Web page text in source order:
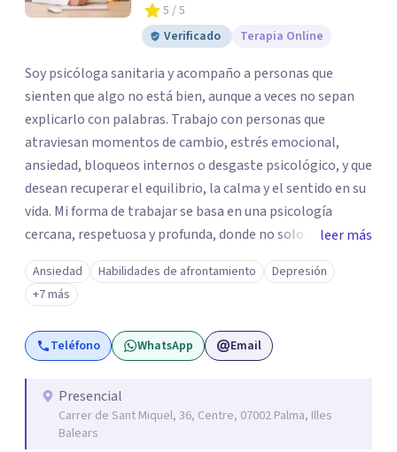
5 / 5
Verificado
Terapia Online
Soy psicóloga sanitaria y acompaño a personas que
sienten que algo no está bien, aunque a veces no sepan
explicarlo con palabras. Trabajo con personas que
atraviesan momentos de cambio, estrés emocional,
ansiedad, bloqueos internos o desgaste psicológico, y que
desean recuperar el equilibrio, la calma y el sentido en su
vida. Mi forma de trabajar se basa en una psicología
cercana, respetuosa y profunda, donde no solo
atendemos los síntomas, sino también lo que los
provoca. Integro la psicología positiva y la terapia
cognitivo-conductual con una mirada más amplia,
teniendo en cuenta la mente, el cuerpo y la emoción.
Tengo una amplia experiencia acompañando a personas
conozco de primera mano tras haber vivido fuera de
España durante años. Además, soy madre, lo que me ha
dado una sensibilidad especial para comprender las
leer más
Ansiedad Habilidades de afrontamiento
Depresión
+7 más
Teléfono WhatsApp Email
Presencial
Carrer de Sant Miquel, 36, Centre, 07002 Palma, Illes
Balears